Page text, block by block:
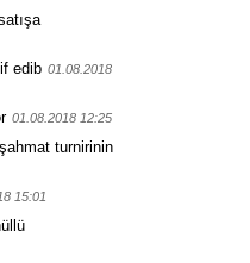
edib 01.08.2018
01.08.2018 12:25
turnirinin
15:01